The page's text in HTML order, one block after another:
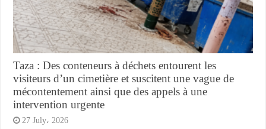
Taza : Des conteneurs à déchets entourent les
visiteurs d’un cimetière et suscitent une vague de
mécontentement ainsi que des appels à une
intervention urgente
27 July، 2026